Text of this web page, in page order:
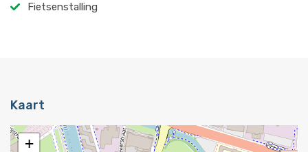
Fietsenstalling
Kaart
+